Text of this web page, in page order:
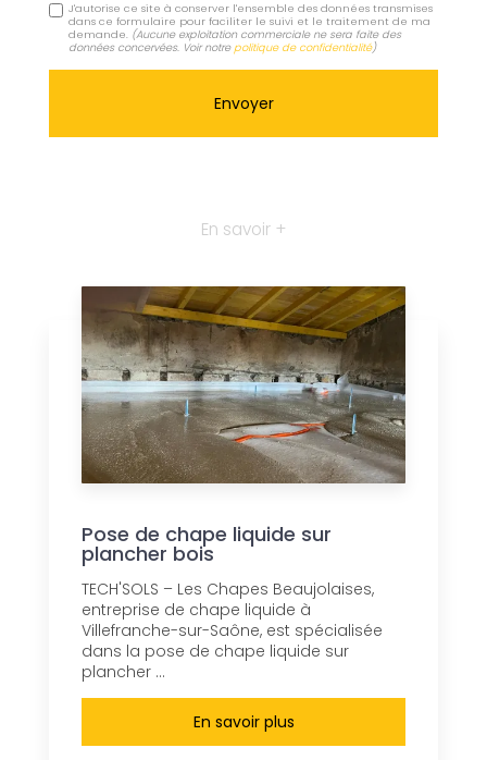
J'autorise ce site à conserver l'ensemble des données transmises
dans ce formulaire pour faciliter le suivi et le traitement de ma
demande. (Aucune exploitation commerciale ne sera faite des
données concervées. Voir notrepolitique de confidentialité)
En savoir +
Pose de chape liquide sur
plancher bois
TECH'SOLS – Les Chapes Beaujolaises,
entreprise de chape liquide à
Villefranche-sur-Saône, est spécialisée
dans la pose de chape liquide sur
plancher ...
En savoir plus